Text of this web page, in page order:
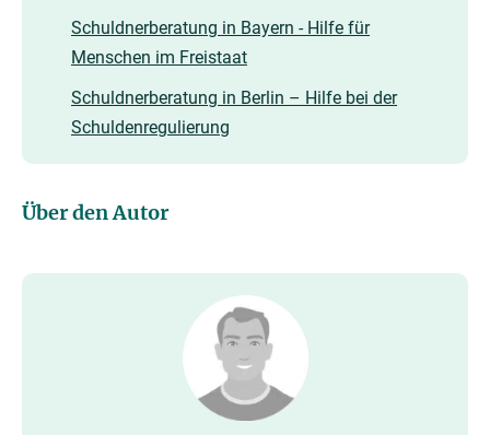
Schuldnerberatung in Bayern - Hilfe für
Menschen im Freistaat
Schuldnerberatung in Berlin – Hilfe bei der
Schuldenregulierung
Über den Autor